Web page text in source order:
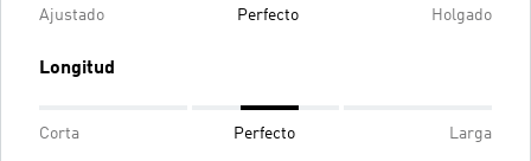
Ajustado Perfecto Holgado
Longitud
Corta Perfecto Larga